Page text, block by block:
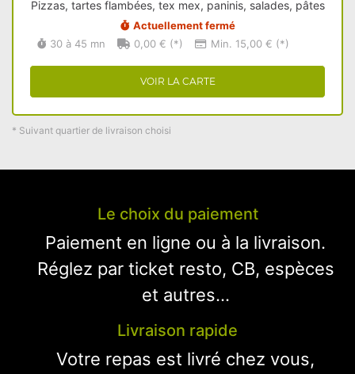
Pizzas, tartes flambées, tex mex, paninis, salades, pâtes
Actuellement fermé
30 à 45 mn
0,00 € (*) Min. 15,00 € (*)
VOIR LA CARTE
* Suivant quartier de livraison choisi
Le choix du paiement
Paiement en ligne ou à la livraison.
Réglez par ticket resto, CB, espèces
et autres...
Livraison rapide
Votre repas est livré chez vous,